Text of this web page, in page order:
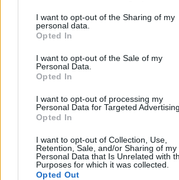
I want to opt-out of the Sharing of my
personal data.
Opted In
I want to opt-out of the Sale of my
Personal Data.
Opted In
I want to opt-out of processing my
Personal Data for Targeted Advertising.
Opted In
I want to opt-out of Collection, Use,
Retention, Sale, and/or Sharing of my
Personal Data that Is Unrelated with
Purposes for which it was collected.
Opted Out